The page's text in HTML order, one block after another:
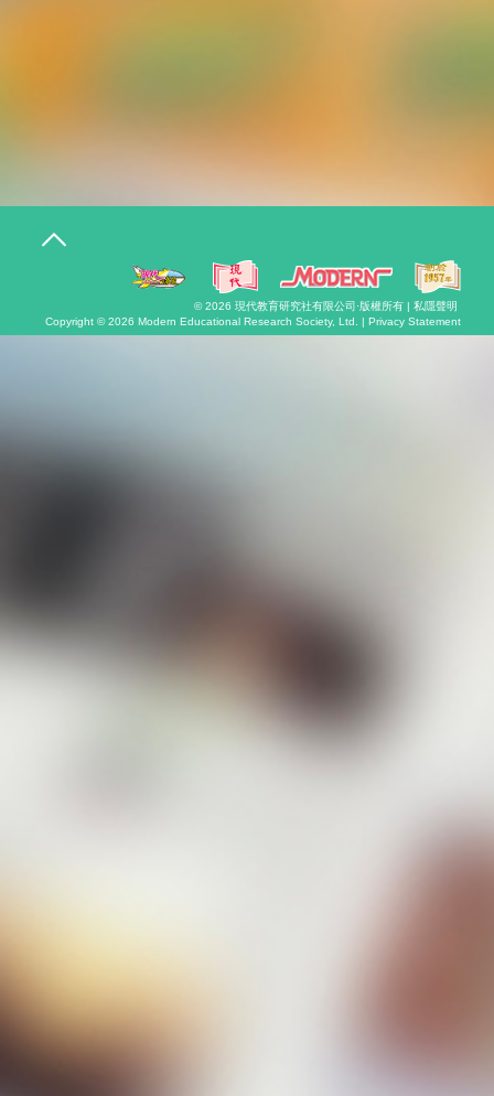
T
n
© 2026 現代教育研究社有限公司 ·版權所有 | 私隱聲明
Copyright © 2026 Modern Educational Research Society, Ltd. | Privacy Statement